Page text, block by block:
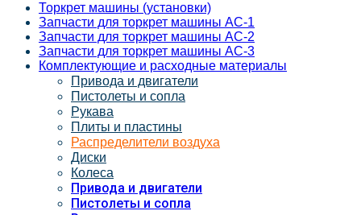
Торкрет машины (установки)
Запчасти для торкрет машины АС-1
Запчасти для торкрет машины АС-2
Запчасти для торкрет машины АС-3
Комплектующие и расходные материалы
Привода и двигатели
Пистолеты и сопла
Рукава
Плиты и пластины
Распределители воздуха
Диски
Колеса
Привода и двигатели
Пистолеты и сопла